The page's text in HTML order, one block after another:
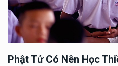
Phật Tử Có Nên Học